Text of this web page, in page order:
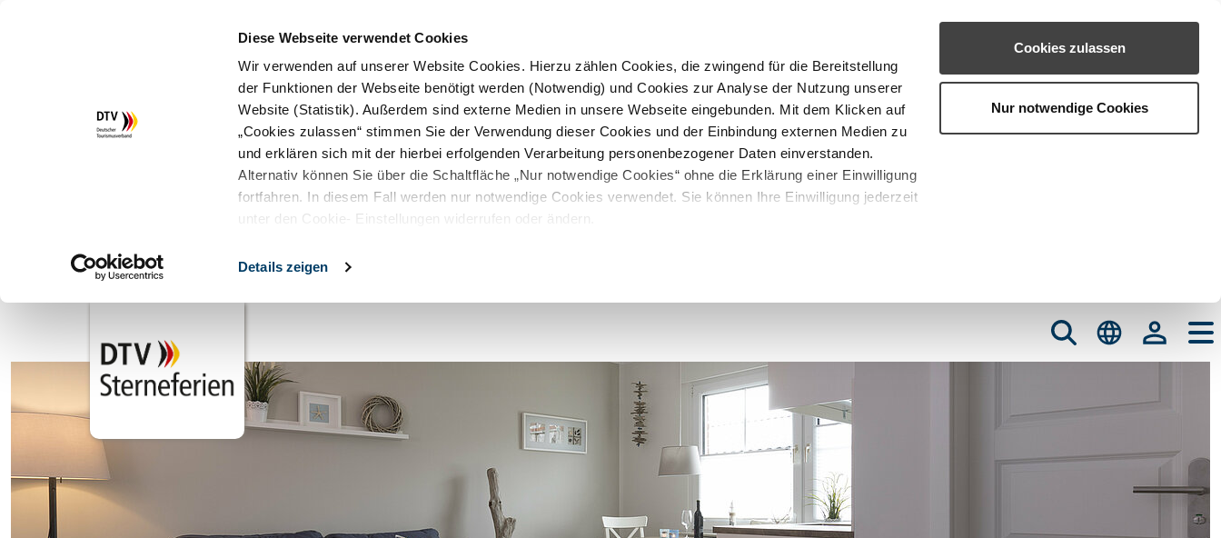
Diese Webseite verwendet Cookies
Wir verwenden auf unserer Website Cookies. Hierzu zählen Cookies, die zwingend für die Bereitstellung
der Funktionen der Webseite benötigt werden (Notwendig) und Cookies zur Analyse der Nutzung unserer
Website (Statistik). Außerdem sind externe Medien in unsere Webseite eingebunden. Mit dem Klicken auf
„Cookies zulassen“ stimmen Sie der Verwendung dieser Cookies und der Einbindung externen Medien zu
und erklären sich mit der hierbei erfolgenden Verarbeitung personenbezogener Daten einverstanden.
Alternativ können Sie über die Schaltfläche „Nur notwendige Cookies“ ohne die Erklärung einer Einwilligung
fortfahren. In diesem Fall werden nur notwendige Cookies verwendet. Sie können Ihre Einwilligung jederzeit
unter den Cookie- Einstellungen widerrufen oder ändern.
Details zeigen
Cookies zulassen
Nur notwendige Cookies